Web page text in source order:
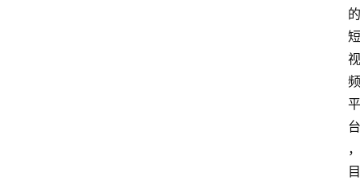
的
短
视
频
平
台
，
目